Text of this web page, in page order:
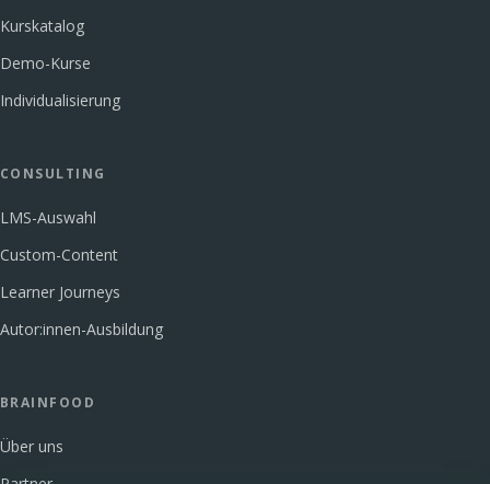
Kurskatalog
Demo-Kurse
Individualisierung
CONSULTING
LMS-Auswahl
Custom-Content
Learner Journeys
Autor:innen-Ausbildung
BRAINFOOD
Über uns